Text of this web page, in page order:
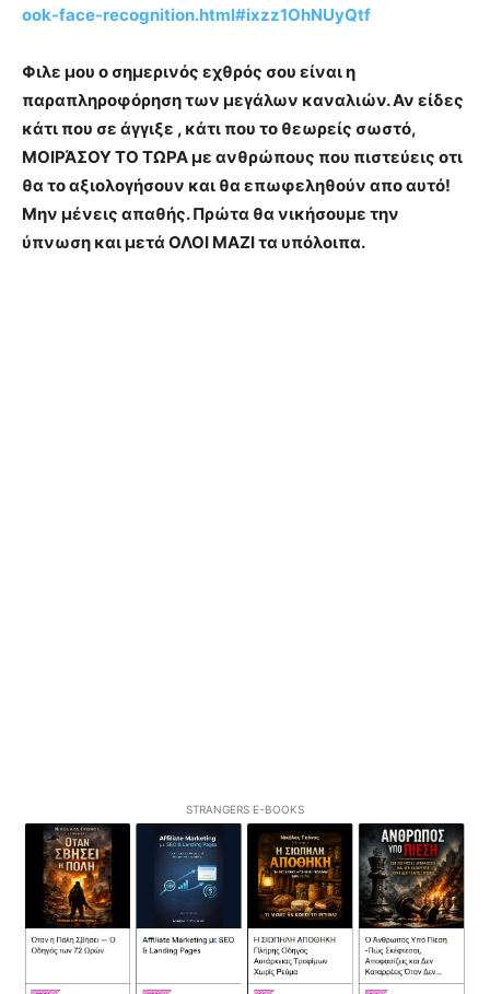
ook-face-recognition.html#ixzz1OhNUyQtf
Φιλε μου ο σημερινός εχθρός σου είναι η
παραπληροφόρηση των μεγάλων καναλιών. Αν είδες
κάτι που σε άγγιξε , κάτι που το θεωρείς σωστό,
ΜΟΙΡΆΣΟΥ ΤΟ ΤΩΡΑ με ανθρώπους που πιστεύεις οτι
θα το αξιολογήσουν και θα επωφεληθούν απο αυτό!
Μην μένεις απαθής. Πρώτα θα νικήσουμε την
ύπνωση και μετά ΟΛΟΙ ΜΑΖΙ τα υπόλοιπα.
STRANGERS E-BOOKS